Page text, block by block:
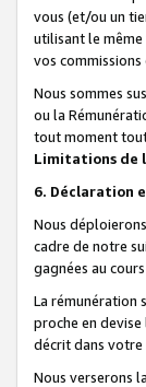
vous (et/ou un
utilisant le
vos
Nous sommes
ou la
tout moment
Limitations de
6. Déclaration
Nous
cadre de notre
gagnées au
La rémunération
proche en
décrit dans
Nous verserons